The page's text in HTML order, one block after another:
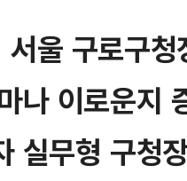
울 구로구
나 이로운지
실무형 구청